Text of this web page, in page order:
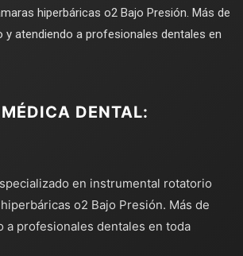
hiperbáricas o2 Bajo Presión. Más de
y atendiendo a profesionales dentales en
DENTAL:
en instrumental rotatorio
o2 Bajo Presión. Más de
a profesionales dentales en toda